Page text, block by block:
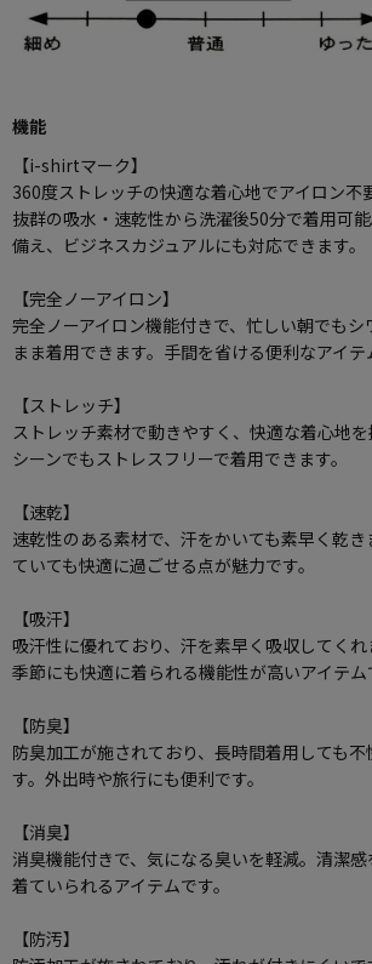
機能
【i-shirtマーク】
360度ストレッチの快適な着心地でアイロン不
抜群の吸水・速乾性から洗濯後50分で着用可
備え、ビジネスカジュアルにも対応できます。
【完全ノーアイロン】
完全ノーアイロン機能付きで、忙しい朝でもシ
まま着用できます。手間を省ける便利なアイテ
【ストレッチ】
ストレッチ素材で動きやすく、快適な着心地
シーンでもストレスフリーで着用できます。
【速乾】
速乾性のある素材で、汗をかいても素早く乾き
ていても快適に過ごせる点が魅力です。
【吸汗】
吸汗性に優れており、汗を素早く吸収してく
季節にも快適に着られる機能性が高いアイテム
【防臭】
防臭加工が施されており、長時間着用しても
す。外出時や旅行にも便利です。
【消臭】
消臭機能付きで、気になる臭いを軽減。清潔
着ていられるアイテムです。
【防汚】